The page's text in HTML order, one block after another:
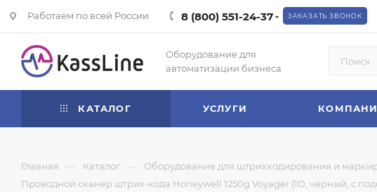
Работаем по всей России 8 (800) 551-24-37 ЗАКАЗАТЬ ЗВОНОК
Оборудование для
автоматизации бизнеса
КАТАЛОГ УСЛУГИ
Главная — Каталог — Оборудование для штрихкодирования и
Проводной сканер штрих-кода Honeywell 1250g Voyager (1D, черный, с